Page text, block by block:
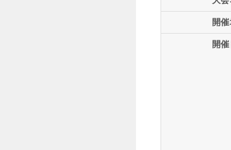
開
開催